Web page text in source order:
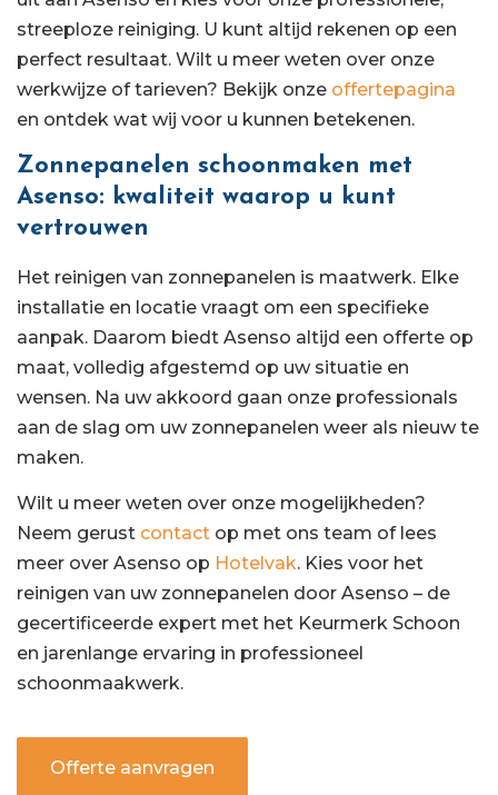
streeploze reiniging. U kunt altijd rekenen op een
perfect resultaat. Wilt u meer weten over onze
werkwijze of tarieven? Bekijk onze offertepagina
en ontdek wat wij voor u kunnen betekenen.
Zonnepanelen schoonmaken met
Asenso: kwaliteit waarop u kunt
vertrouwen
Het reinigen van zonnepanelen is maatwerk. Elke
installatie en locatie vraagt om een specifieke
aanpak. Daarom biedt Asenso altijd een offerte op
maat, volledig afgestemd op uw situatie en
wensen. Na uw akkoord gaan onze professionals
aan de slag om uw zonnepanelen weer als nieuw te
maken.
Wilt u meer weten over onze mogelijkheden?
Neem gerust contact op met ons team of lees
meer over Asenso op Hotelvak. Kies voor het
reinigen van uw zonnepanelen door Asenso – de
gecertificeerde expert met het Keurmerk Schoon
en jarenlange ervaring in professioneel
schoonmaakwerk.
Offerte aanvragen